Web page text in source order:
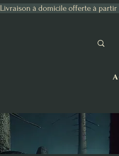
Livraison à domicile offerte à partir